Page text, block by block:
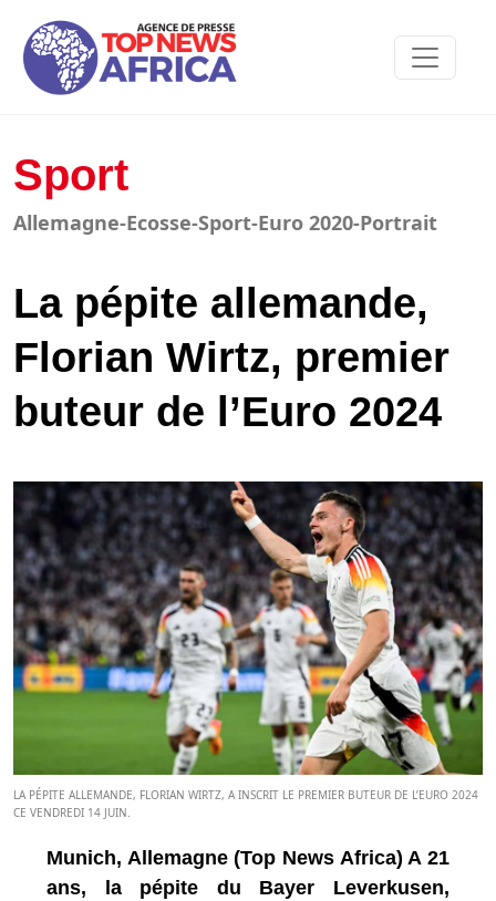
Sport
Allemagne-Ecosse-Sport-Euro 2020-Portrait
La pépite allemande,
Florian Wirtz, premier
buteur de l’Euro 2024
LA PÉPITE ALLEMANDE, FLORIAN WIRTZ, A INSCRIT LE PREMIER BUTEUR DE L’EURO 2024
CE VENDREDI 14 JUIN.
Munich, Allemagne (Top News Africa) A 21
ans, la pépite du Bayer Leverkusen,